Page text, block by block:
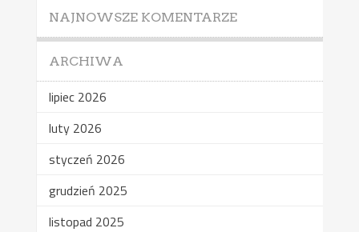
NAJNOWSZE KOMENTARZE
ARCHIWA
lipiec 2026
luty 2026
styczeń 2026
grudzień 2025
listopad 2025